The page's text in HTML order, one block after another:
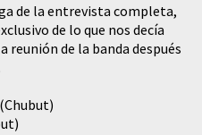
de la entrevista completa,
de lo que nos decía
reunión de la banda después